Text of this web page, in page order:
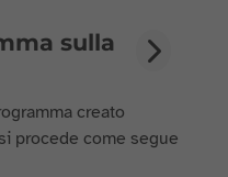
sulla
creato
procede come segue